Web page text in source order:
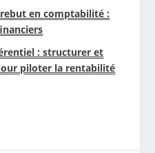
en comptabilité :
: structurer et
piloter la rentabilité